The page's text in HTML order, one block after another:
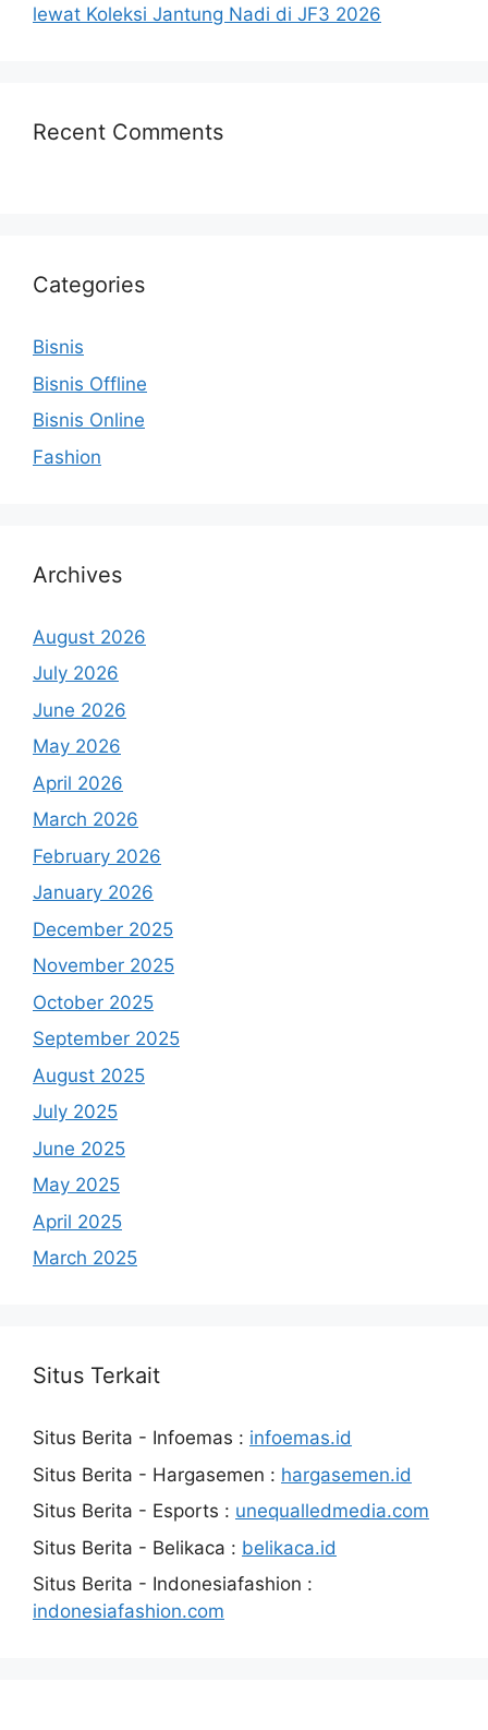
lewat Koleksi Jantung Nadi di JF3 2026
Recent Comments
Categories
Bisnis
Bisnis Offline
Bisnis Online
Fashion
Archives
August 2026
July 2026
June 2026
May 2026
April 2026
March 2026
February 2026
January 2026
December 2025
November 2025
October 2025
September 2025
August 2025
July 2025
June 2025
May 2025
April 2025
March 2025
Situs Terkait
Situs Berita - Infoemas : infoemas.id
Situs Berita - Hargasemen : hargasemen.id
Situs Berita - Esports : unequalledmedia.com
Situs Berita - Belikaca : belikaca.id
Situs Berita - Indonesiafashion :
indonesiafashion.com